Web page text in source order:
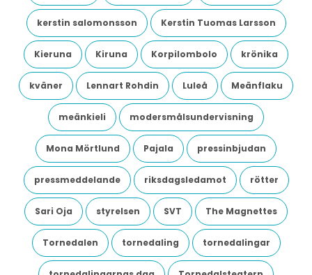
kerstin salomonsson Kerstin Tuomas Larsson
Kieruna Kiruna Korpilombolo krönika
kväner Lennart Rohdin Luleå Meänflaku
meänkieli modersmålsundervisning
Mona Mörtlund Pajala pressinbjudan
pressmeddelande riksdagsledamot rötter
Sari Oja styrelsen SVT The Magnettes
Tornedalen tornedaling tornedalingar